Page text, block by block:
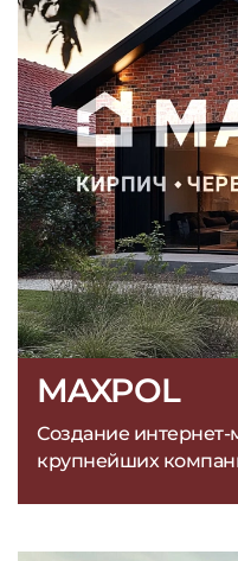
MAXPOL
Создание интернет-
крупнейших